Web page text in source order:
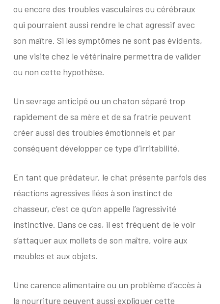
ou encore des troubles vasculaires ou cérébraux
qui pourraient aussi rendre le chat agressif avec
son maître. Si les symptômes ne sont pas évidents,
une visite chez le vétérinaire permettra de valider
ou non cette hypothèse.
Un sevrage anticipé ou un chaton séparé trop
rapidement de sa mère et de sa fratrie peuvent
créer aussi des troubles émotionnels et par
conséquent développer ce type d’irritabilité.
En tant que prédateur, le chat présente parfois des
réactions agressives liées à son instinct de
chasseur, c’est ce qu’on appelle l’agressivité
instinctive. Dans ce cas, il est fréquent de le voir
s’attaquer aux mollets de son maître, voire aux
meubles et aux objets.
Une carence alimentaire ou un problème d’accès à
la nourriture peuvent aussi expliquer cette